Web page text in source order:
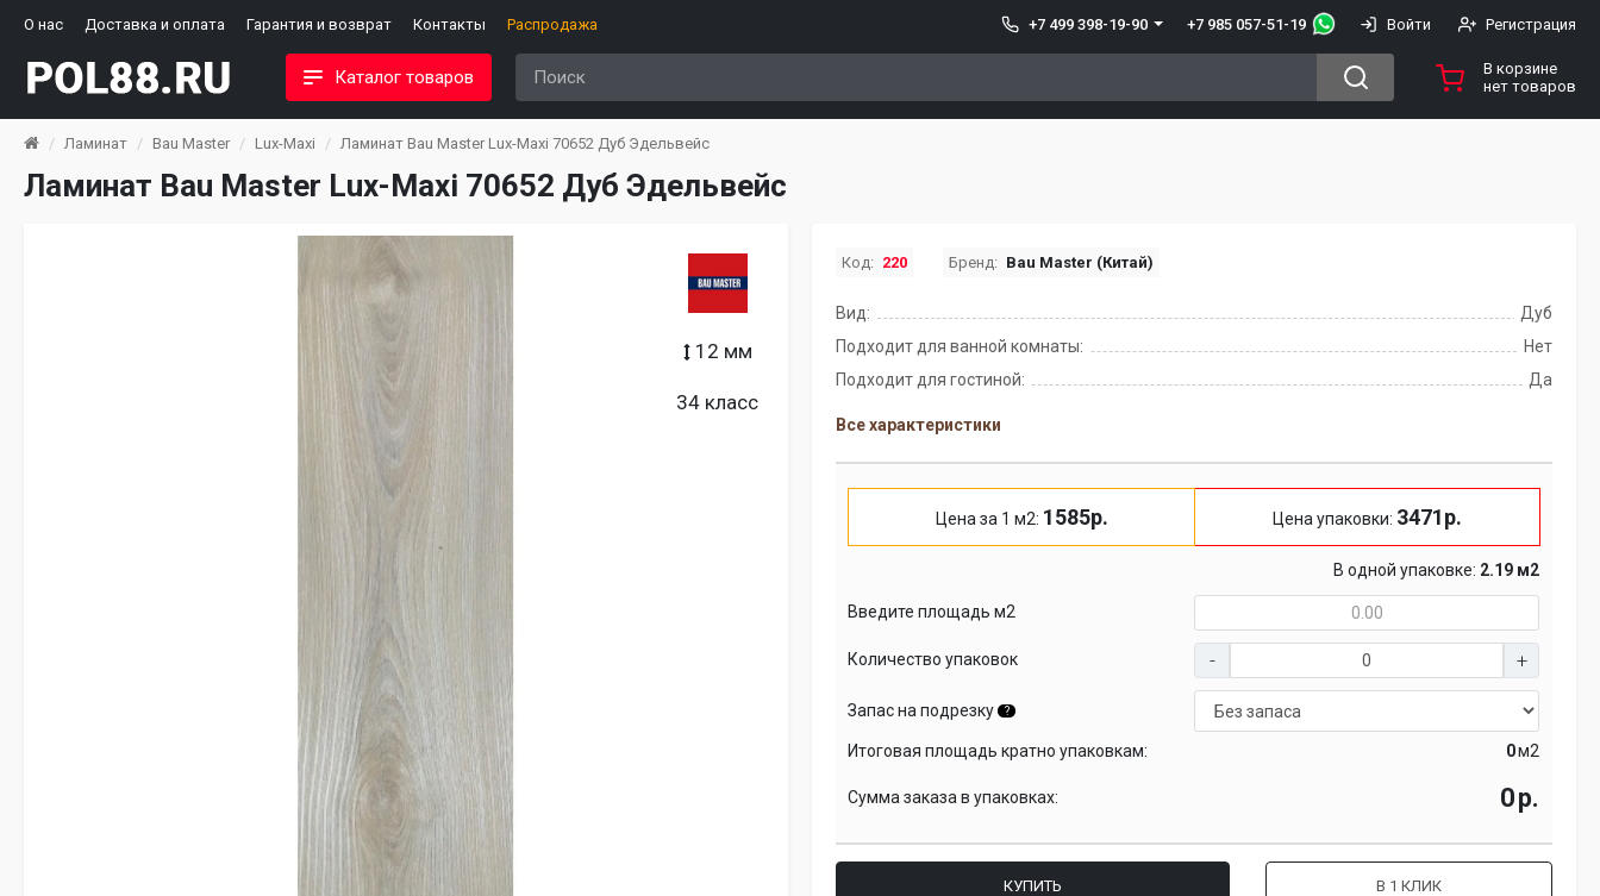
О нас Доставка и оплата Гарантия и возврат Контакты Распродажа +7 499 398-19-90 +7 985 057-51-19 Войти Регистрация
Каталог товаров
В корзине
нет товаров
Ламинат Bau Master Lux-Maxi Ламинат Bau Master Lux-Maxi 70652 Дуб Эдельвейс
Ламинат Bau Master Lux-Maxi 70652 Дуб Эдельвейс
12 мм
34 класс
Код: 220 Бренд: Bau Master (Китай)
Вид:
Дуб
Подходит для ванной комнаты:
Нет
Подходит для гостиной:
Да
Все характеристики
Цена за 1 м2: 1585р. Цена упаковки: 3471р.
В одной упаковке: 2.19 м2
Введите площадь м2
Количество упаковок
Запас на подрезку ?
Итоговая площадь кратно упаковкам: м2
Сумма заказа в упаковках: р.
КУПИТЬ В 1 КЛИК